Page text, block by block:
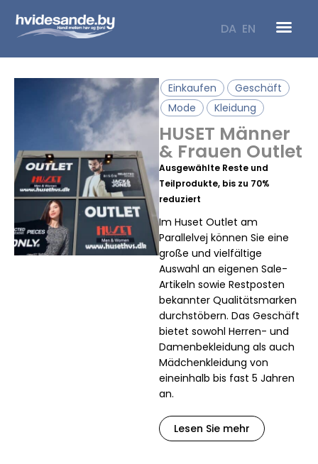
Inhalt
springen
DA EN
Einkaufen
Geschäft
Mode
Kleidung
HUSET Männer
& Frauen Outlet
Ausgewählte Reste und
Teilprodukte, bis zu 70%
reduziert
Im Huset Outlet am
Parallelvej können Sie eine
große und vielfältige
Auswahl an eigenen Sale-
Artikeln sowie Restposten
bekannter Qualitätsmarken
durchstöbern. Das Geschäft
bietet sowohl Herren- und
Damenbekleidung als auch
Mädchenkleidung von
eineinhalb bis fast 5 Jahren
an.
Lesen Sie mehr